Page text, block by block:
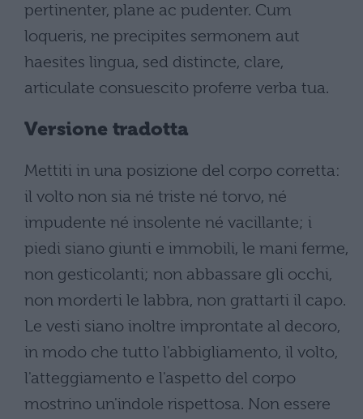
pertinenter, plane ac pudenter. Cum
loqueris, ne precipites sermonem aut
haesites lingua, sed distincte, clare,
articulate consuescito proferre verba tua.
Versione tradotta
Mettiti in una posizione del corpo corretta:
il volto non sia né triste né torvo, né
impudente né insolente né vacillante; i
piedi siano giunti e immobili, le mani ferme,
non gesticolanti; non abbassare gli occhi,
non morderti le labbra, non grattarti il capo.
Le vesti siano inoltre improntate al decoro,
in modo che tutto l'abbigliamento, il volto,
l'atteggiamento e l'aspetto del corpo
mostrino un'indole rispettosa. Non essere